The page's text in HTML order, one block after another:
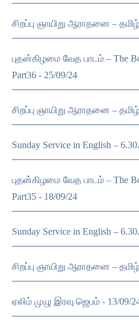
சிறப்பு ஞாயிறு ஆராதனை –
புதன்கிழமை வேத பாடம் – The
Part36 - 25/09/24
சிறப்பு ஞாயிறு ஆராதனை –
Sunday Service in English –
புதன்கிழமை வேத பாடம் – The
Part35 - 18/09/24
Sunday Service in English –
சிறப்பு ஞாயிறு ஆராதனை –
ஏலிம் முழு இரவு ஜெபம் - 13/09/